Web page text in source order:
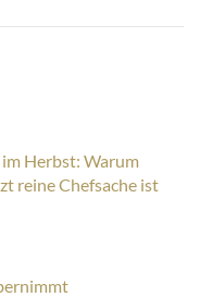
Herbst: Warum
reine Chefsache ist